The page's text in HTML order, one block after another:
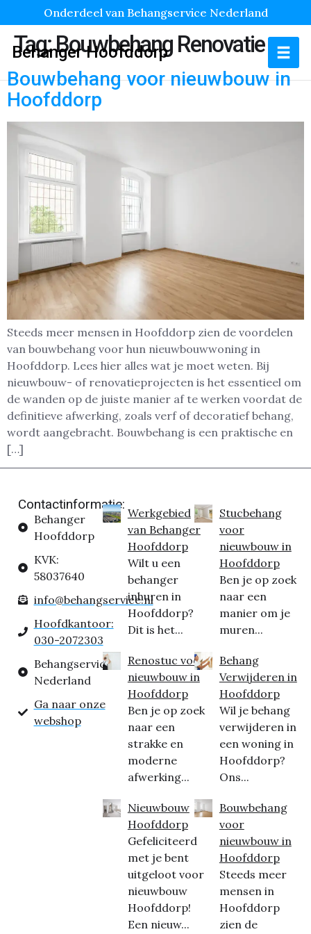
Onderdeel van Behangservice Nederland
Behanger Hoofddorp
Tag:Bouwbehang Renovatie
Bouwbehang voor nieuwbouw in
Hoofddorp
Steeds meer mensen in Hoofddorp zien de voordelen
van bouwbehang voor hun nieuwbouwwoning in
Hoofddorp. Lees hier alles wat je moet weten. Bij
nieuwbouw- of renovatieprojecten is het essentieel om
de wanden op de juiste manier af te werken voordat de
definitieve afwerking, zoals verf of decoratief behang,
wordt aangebracht. Bouwbehang is een praktische en
[…]
Contactinformatie:
Behanger
Hoofddorp
KVK:
58037640
info@behangservice.nl
Hoofdkantoor:
030-2072303
Behangservice
Nederland
Ga naar onze
webshop
Werkgebied
van Behanger
Hoofddorp
Wilt u een
behanger
inhuren in
Hoofddorp?
Dit is het...
Renostuc voor
nieuwbouw in
Hoofddorp
Ben je op zoek
naar een
strakke en
moderne
afwerking...
Nieuwbouw
Hoofddorp
Gefeliciteerd
met je bent
uitgeloot voor
nieuwbouw
Hoofddorp!
Een nieuw...
Stucbehang
voor
nieuwbouw in
Hoofddorp
Ben je op zoek
naar een
manier om je
muren...
Behang
Verwijderen in
Hoofddorp
Wil je behang
verwijderen in
een woning in
Hoofddorp?
Ons...
Bouwbehang
voor
nieuwbouw in
Hoofddorp
Steeds meer
mensen in
Hoofddorp
zien de